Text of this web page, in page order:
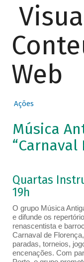
Web
Ações
Música
Quartas
19h
O grupo Música
e difunde os
renascentista e
Carnaval de
paradas, torneios,
encenações. Com